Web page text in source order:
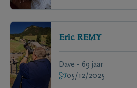
Eric REMY
Dave - 69 jaar
05/12/2025